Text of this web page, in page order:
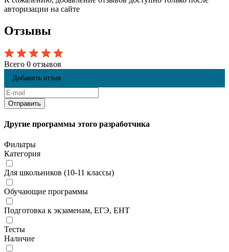
авторизации на сайте
Отзывы
Всего 0 отзывов
Добавить отзыв
Другие программы этого разработчика
Фильтры
Категория
Для школьников (10-11 классы)
Обучающие программы
Подготовка к экзаменам, ЕГЭ, ЕНТ
Тесты
Наличие